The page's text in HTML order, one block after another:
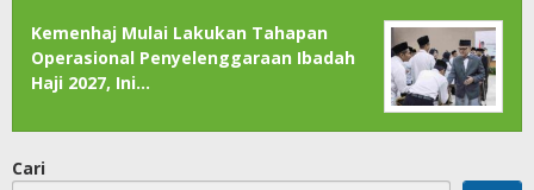
Kemenhaj Mulai Lakukan Tahapan
Operasional Penyelenggaraan Ibadah
Haji 2027, Ini…
Cari